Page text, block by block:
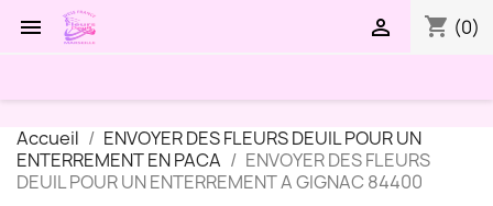
 shopping_cart (0)

Accueil
ENVOYER DES FLEURS DEUIL POUR UN
ENTERREMENT EN PACA
ENVOYER DES FLEURS
DEUIL POUR UN ENTERREMENT A GIGNAC 84400